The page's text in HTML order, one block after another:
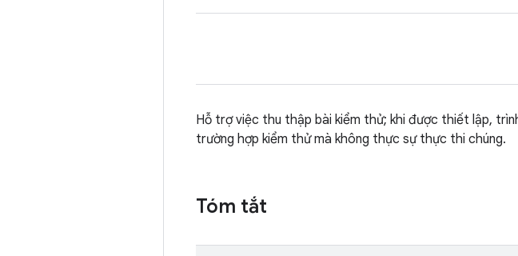
Hỗ trợ việc thu thập bài kiểm thử; khi được thiết lập,
trường hợp kiểm thử mà không thực sự thực thi chúng.
Tóm tắt